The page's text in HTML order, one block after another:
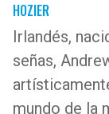
HOZIER
Irlandés,
señas,
mundo de la